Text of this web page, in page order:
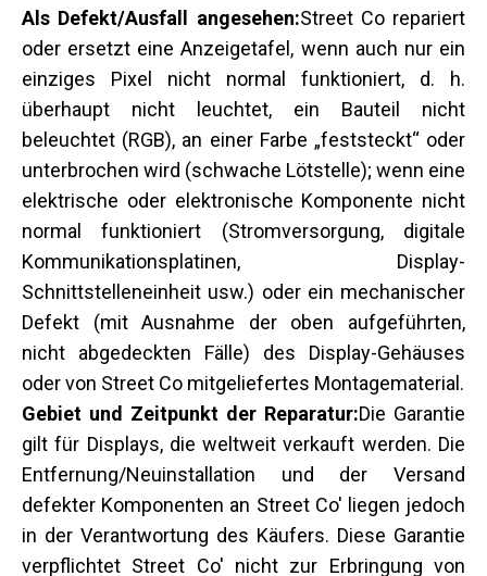
Als Defekt/Ausfall angesehen:Street Co repariert
oder ersetzt eine Anzeigetafel, wenn auch nur ein
einziges Pixel nicht normal funktioniert, d. h.
überhaupt nicht leuchtet, ein Bauteil nicht
beleuchtet (RGB), an einer Farbe „feststeckt“ oder
unterbrochen wird (schwache Lötstelle); wenn eine
elektrische oder elektronische Komponente nicht
normal funktioniert (Stromversorgung, digitale
Kommunikationsplatinen, Display-
Schnittstelleneinheit usw.) oder ein mechanischer
Defekt (mit Ausnahme der oben aufgeführten,
nicht abgedeckten Fälle) des Display-Gehäuses
oder von Street Co mitgeliefertes Montagematerial.
Gebiet und Zeitpunkt der Reparatur:Die Garantie
gilt für Displays, die weltweit verkauft werden. Die
Entfernung/Neuinstallation und der Versand
defekter Komponenten an Street Co' liegen jedoch
in der Verantwortung des Käufers. Diese Garantie
verpflichtet Street Co' nicht zur Erbringung von